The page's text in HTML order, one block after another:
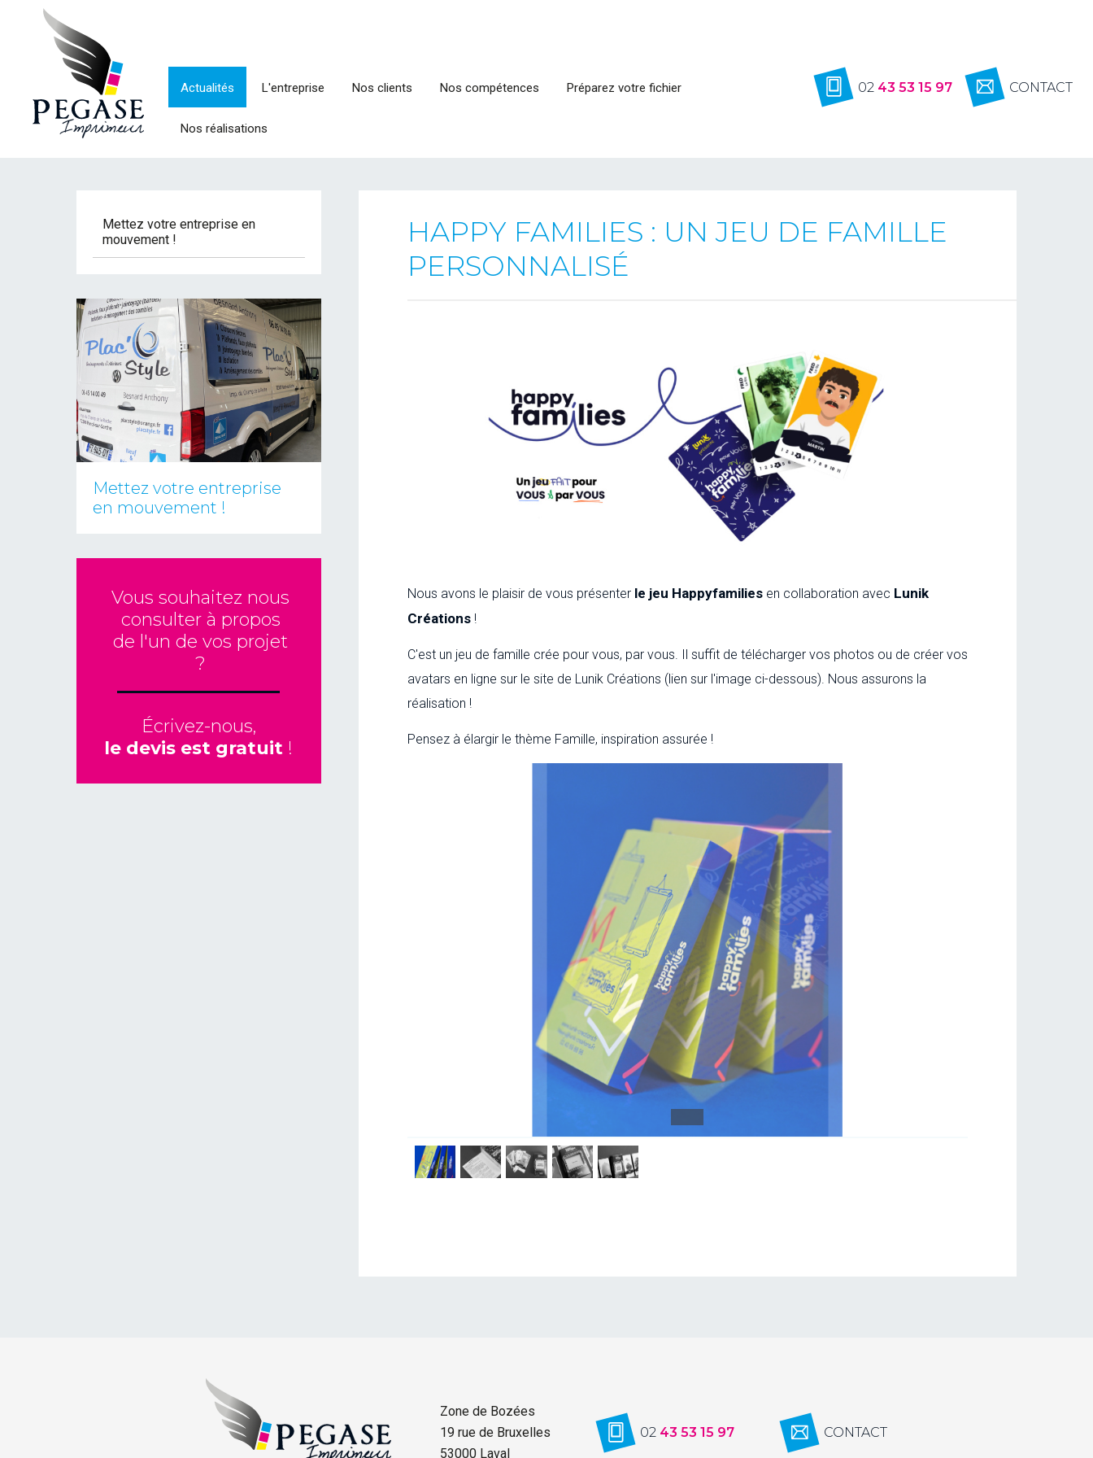
Actualités L'entreprise Nos clients Nos compétences Préparez votre fichier
Nos réalisations
02 43 53 15 97 CONTACT
HAPPY FAMILIES : UN JEU DE FAMILLE
PERSONNALISÉ
Nous avons le plaisir de vous présenter le jeu Happyfamiliesen collaboration avec Lunik
Créations!
C'est un jeu de famille crée pour vous, par vous. Il suffit de télécharger vos photos ou de créer vos
avatars en ligne sur le site de Lunik Créations (lien sur l'image ci-dessous). Nous assurons la
réalisation !
Pensez à élargir le thème Famille, inspiration assurée !
Mettez votre entreprise en
mouvement !
Mettez votre entreprise
en mouvement !
Vous souhaitez nous
consulter à propos
de l'un de vos projet
?
Écrivez-nous,
le devis est gratuit !
Zone de Bozées
19 rue de Bruxelles
53000 Laval
02 43 53 15 97 CONTACT